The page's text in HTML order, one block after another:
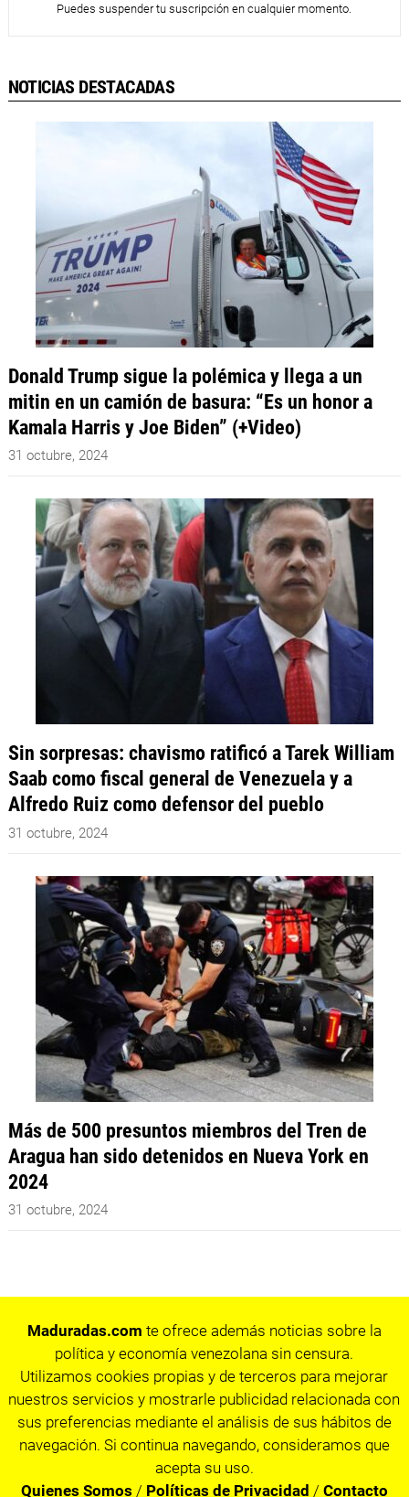
Puedes suspender tu suscripción en cualquier momento.
NOTICIAS DESTACADAS
Donald Trump sigue la polémica y llega a un
mitin en un camión de basura: “Es un honor a
Kamala Harris y Joe Biden” (+Video)
31 octubre, 2024
Sin sorpresas: chavismo ratificó a Tarek William
Saab como fiscal general de Venezuela y a
Alfredo Ruiz como defensor del pueblo
31 octubre, 2024
Más de 500 presuntos miembros del Tren de
Aragua han sido detenidos en Nueva York en
2024
31 octubre, 2024
Maduradas.com te ofrece además noticias sobre la
política y economía venezolana sin censura.
Utilizamos cookies propias y de terceros para mejorar
nuestros servicios y mostrarle publicidad relacionada con
sus preferencias mediante el análisis de sus hábitos de
navegación. Si continua navegando, consideramos que
acepta su uso.
Quienes Somos / Políticas de Privacidad / Contacto